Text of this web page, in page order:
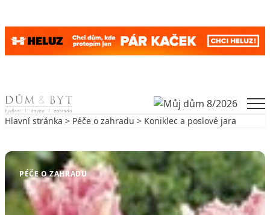
Skip to content
Hlavní stránka > Péče o zahradu > Koniklec a poslové jara
PÉČE O ZAHRADU